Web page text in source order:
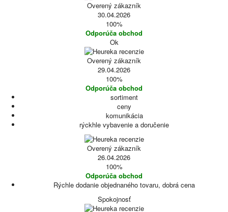
Overený zákazník
30.04.2026
100%
Odporúča obchod
Ok
Overený zákazník
29.04.2026
100%
Odporúča obchod
sortiment
ceny
komunikácia
rýckhle vybavenie a doručenie
Overený zákazník
26.04.2026
100%
Odporúča obchod
Rýchle dodanie objednaného tovaru, dobrá cena
Spokojnosť